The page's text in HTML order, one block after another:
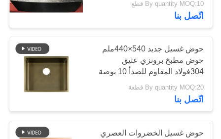
جولة
في
المعمل
مراقبة
الجودة
أعلى جبل بالوعة
المطبخ الفولاذ
المقاوم للصدأ
46
120
ذهبي المطبخ تحت الجبل حوض
غسيل الشقة
By quantity MOQ:10 قطع
اتّصل بنا
حوض غسيل جديد 540×440ملم
حوض مطبخ برونزي عتيق
304فولاذ المقاوم للصدأ 10 بوصة
حوض غسيل عميق بدون صنبور
By quantity MOQ:20 قطعة
اتّصل بنا
حوض غسيل الخضروات العصري